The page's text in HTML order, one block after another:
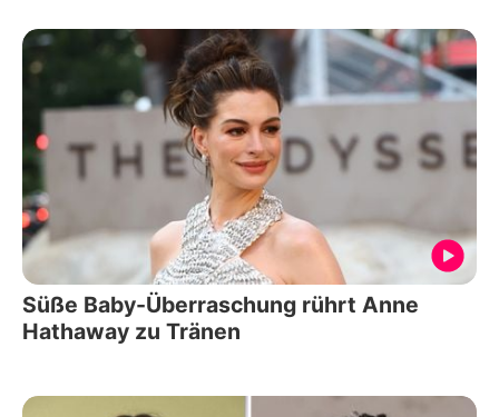
Süße Baby-Überraschung rührt Anne
Hathaway zu Tränen